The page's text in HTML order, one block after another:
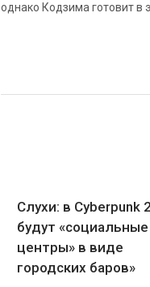
однако Кодзима готовит в
Слухи: в Cyberpunk
будут «социальные
центры» в виде
городских баров»